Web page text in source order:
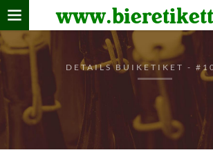
Home
verzamelen
De bierkaart
Bezoekers
DETAILS BUIKETIKET -